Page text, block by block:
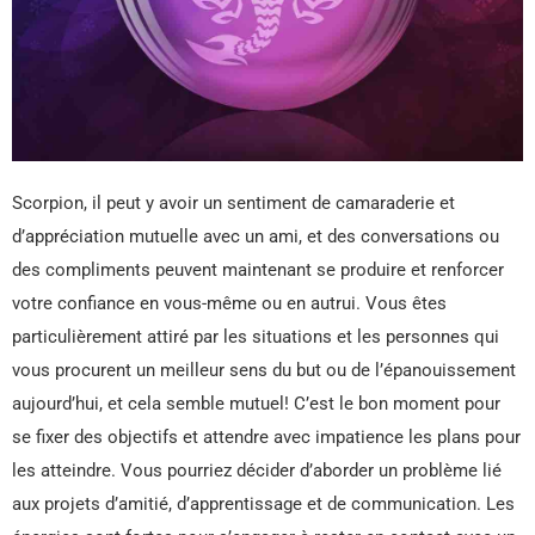
Scorpion, il peut y avoir un sentiment de camaraderie et
d’appréciation mutuelle avec un ami, et des conversations ou
des compliments peuvent maintenant se produire et renforcer
votre confiance en vous-même ou en autrui. Vous êtes
particulièrement attiré par les situations et les personnes qui
vous procurent un meilleur sens du but ou de l’épanouissement
aujourd’hui, et cela semble mutuel! C’est le bon moment pour
se fixer des objectifs et attendre avec impatience les plans pour
les atteindre. Vous pourriez décider d’aborder un problème lié
aux projets d’amitié, d’apprentissage et de communication. Les